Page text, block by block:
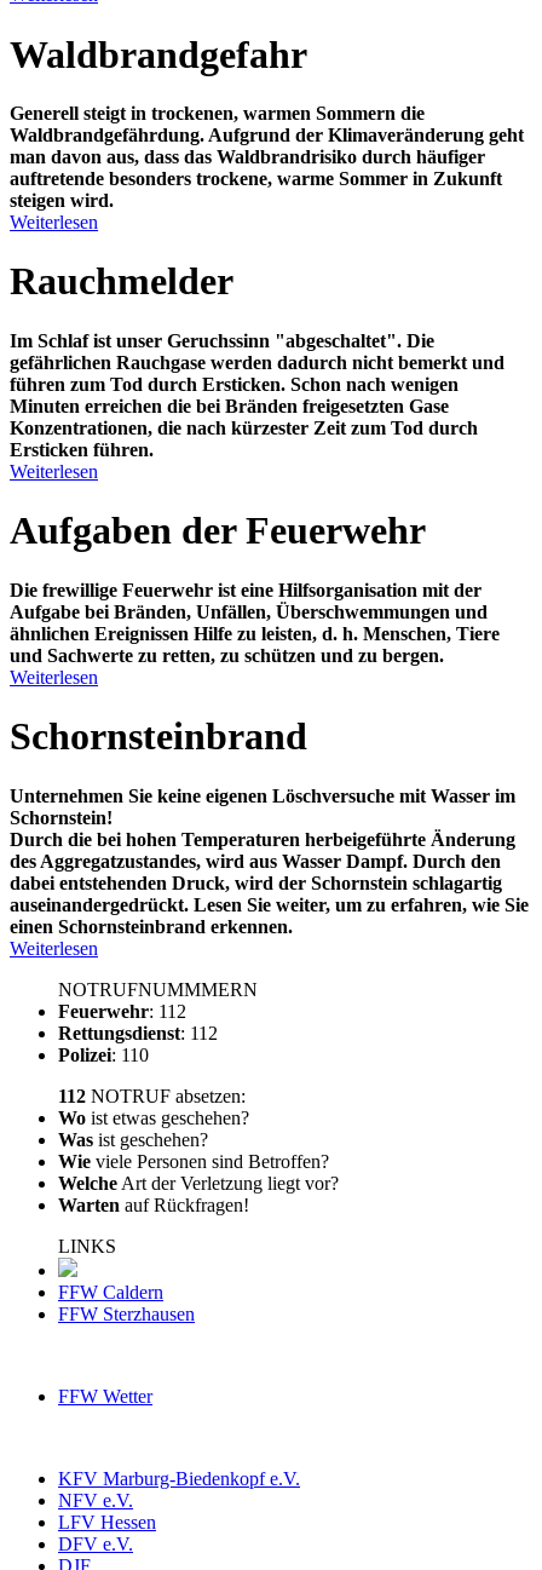
Waldbrandgefahr
Generell steigt in trockenen, warmen Sommern die
Waldbrandgefährdung. Aufgrund der Klimaveränderung geht
man davon aus, dass das Waldbrandrisiko durch häufiger
auftretende besonders trockene, warme Sommer in Zukunft
steigen wird.
Weiterlesen
Rauchmelder
Im Schlaf ist unser Geruchssinn "abgeschaltet". Die
gefährlichen Rauchgase werden dadurch nicht bemerkt und
führen zum Tod durch Ersticken. Schon nach wenigen
Minuten erreichen die bei Bränden freigesetzten Gase
Konzentrationen, die nach kürzester Zeit zum Tod durch
Ersticken führen.
Weiterlesen
Aufgaben der Feuerwehr
Die frewillige Feuerwehr ist eine Hilfsorganisation mit der
Aufgabe bei Bränden, Unfällen, Überschwemmungen und
ähnlichen Ereignissen Hilfe zu leisten, d. h. Menschen, Tiere
und Sachwerte zu retten, zu schützen und zu bergen.
Weiterlesen
Schornsteinbrand
Unternehmen Sie keine eigenen Löschversuche mit Wasser im
Schornstein!
Durch die bei hohen Temperaturen herbeigeführte Änderung
des Aggregatzustandes, wird aus Wasser Dampf. Durch den
dabei entstehenden Druck, wird der Schornstein schlagartig
auseinandergedrückt. Lesen Sie weiter, um zu erfahren, wie Sie
einen Schornsteinbrand erkennen.
Weiterlesen
NOTRUFNUMMMERN
Feuerwehr: 112
Rettungsdienst: 112
Polizei: 110
112 NOTRUF absetzen:
Wo ist etwas geschehen?
Was ist geschehen?
Wie viele Personen sind Betroffen?
Welche Art der Verletzung liegt vor?
Warten auf Rückfragen!
LINKS
FFW Caldern
FFW Sterzhausen
FFW Wetter
KFV Marburg-Biedenkopf e.V.
NFV e.V.
LFV Hessen
DFV e.V.
DJF